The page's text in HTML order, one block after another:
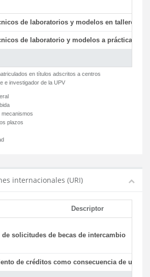
de laboratorios y modelos en talleres/
de laboratorio y modelos a prácticas y
en títulos adscritos a centros
e investigador de la UPV
mecanismos
plazos
internacionales (URI)
Descriptor
de solicitudes de becas de intercambio
de créditos como consecuencia de un